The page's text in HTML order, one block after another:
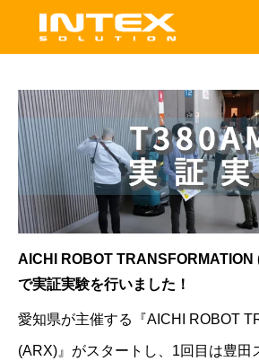
AICHI ROBOT TRANSFORMATION
で実証実験を行いました！
愛知県が主催する『AICHI ROBOT
(ARX)』がスタートし、1回目は豊田